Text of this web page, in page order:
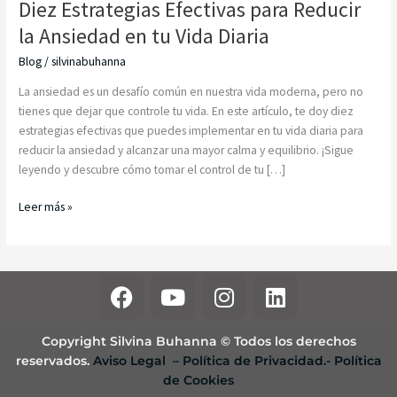
Diez Estrategias Efectivas para Reducir
la Ansiedad en tu Vida Diaria
Blog/silvinabuhanna
La ansiedad es un desafío común en nuestra vida moderna, pero no
tienes que dejar que controle tu vida. En este artículo, te doy diez
estrategias efectivas que puedes implementar en tu vida diaria para
reducir la ansiedad y alcanzar una mayor calma y equilibrio. ¡Sigue
leyendo y descubre cómo tomar el control de tu […]
Leer más »
F
a
c
e
b
Y
o
u
t
u
I
n
t
a
L
i
n
k
e
Copyright Silvina Buhanna © Todos los derechos
reservados. Aviso Legal – Política de Privacidad.- Política
de Cookies